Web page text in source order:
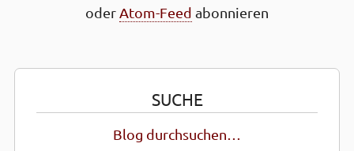
oderAtom-Feed abonnieren
SUCHE
Blog durchsuchen…